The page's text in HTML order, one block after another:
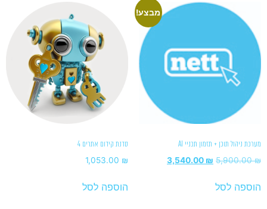
מבצע!
מערכת ניהול תוכן + תזמון תכניי AI
5,900.00₪
3,540.00 ₪
הוספה לסל
סדנת קידום אתרים 4
1,053.00 ₪
הוספה לסל